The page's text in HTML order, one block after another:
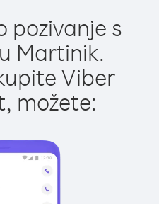
pozivanje s
Martinik.
Viber
možete: